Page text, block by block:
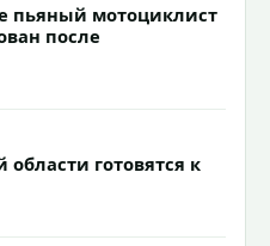
пьяный мотоциклист
после
готовятся к